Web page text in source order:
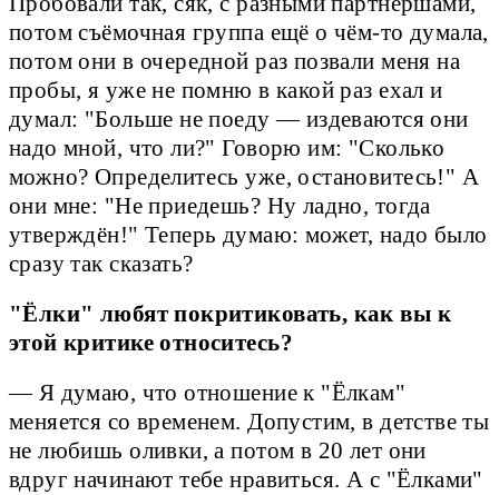
потом съёмочная группа ещё о чём-то думала,
потом они в очередной раз позвали меня на
пробы, я уже не помню в какой раз ехал и
думал: "Больше не поеду — издеваются они
надо мной, что ли?" Говорю им: "Сколько
можно? Определитесь уже, остановитесь!" А
они мне: "Не приедешь? Ну ладно, тогда
утверждён!" Теперь думаю: может, надо было
сразу так сказать?
"Ёлки" любят покритиковать, как вы к
этой критике относитесь?
— Я думаю, что отношение к "Ёлкам"
меняется со временем. Допустим, в детстве ты
не любишь оливки, а потом в 20 лет они
вдруг начинают тебе нравиться. А с "Ёлками"